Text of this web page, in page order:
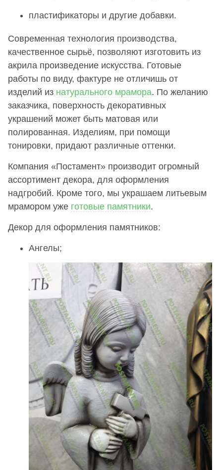
пластификаторы и другие добавки.
Современная технология производства,
качественное сырьё, позволяют изготовить из
акрила произведение искусства. Готовые
работы по виду, фактуре не отличишь от
изделий из натурального мрамора. По желанию
заказчика, поверхность декоративных
украшений может быть матовая или
полированная. Изделиям, при помощи
тонировки, придают различные оттенки.
Компания «Постамент» производит огромный
ассортимент декора, для оформления
надгробий. Кроме того, мы украшаем литьевым
мрамором уже готовые памятники.
Декор для оформления памятников:
Ангелы;